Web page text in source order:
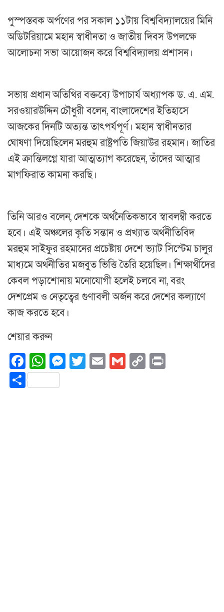
পুস্পস্তবক অর্পণের পর সকাল ১১টায় বিশ্ববিদ্যালয়ের মিনি
অডিটরিয়ামে মহান স্বাধীনতা ও জাতীয় দিবস উপলক্ষে
আলোচনা সভা আয়োজন করে বিশ্ববিদ্যালয় প্রশাসন।
সভায় প্রধান অতিথির বক্তব্যে উপাচার্য অধ্যাপক ড. এ. এম.
সরওয়ারউদ্দিন চৌধুরী বলেন, বাংলাদেশের ইতিহাসে
আজকের দিনটি অত্যন্ত তাৎপর্যপূর্ণ। মহান স্বাধীনতার
ঘোষণা দিয়েছিলেন মরহুম রাষ্ট্রপতি জিয়াউর রহমান। জাতির
এই ক্রান্তিলগ্নে যারা আত্মত্যাগ করেছেন, তাঁদের আত্মার
মাগফিরাত কামনা করছি।
তিনি আরও বলেন, দেশকে অর্থনৈতিকভাবে স্বাবলম্বী করতে
হবে। এই অঞ্চলের কৃতি সন্তান ও প্রখ্যাত অর্থনীতিবিদ
মরহুম সাইফুর রহমানের প্রচেষ্টায় দেশে ভ্যাট সিস্টেম চালুর
মাধ্যমে অর্থনীতির মজবুত ভিত্তি তৈরি হয়েছিল। শিক্ষার্থীদের
কেবল পড়াশোনায় মনোযোগী হলেই চলবে না, বরং
দেশপ্রেম ও নেতৃত্বের গুণাবলী অর্জন করে দেশের কল্যাণে
কাজ করতে হবে।
শেয়ার করুন
Facebook
WhatsApp
Messenger
Twitter
EmailGmail
Copy
Share